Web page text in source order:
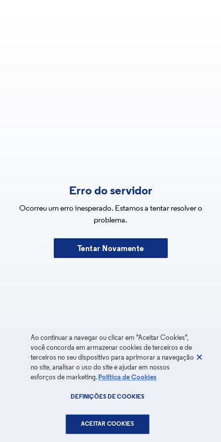
Erro do servidor
Ocorreu um erro inesperado. Estamos a tentar resolver o
problema.
Tentar Novamente
Ao continuar a navegar ou clicar em "Aceitar Cookies",
você concorda em armazenar cookies de terceiros e de
terceiros no seu dispositivo para aprimorar a navegação
no site, analisar o uso do site e ajudar em nossos
esforços de marketing. Política de Cookies
DEFINIÇÕES DE COOKIES
ACEITAR COOKIES